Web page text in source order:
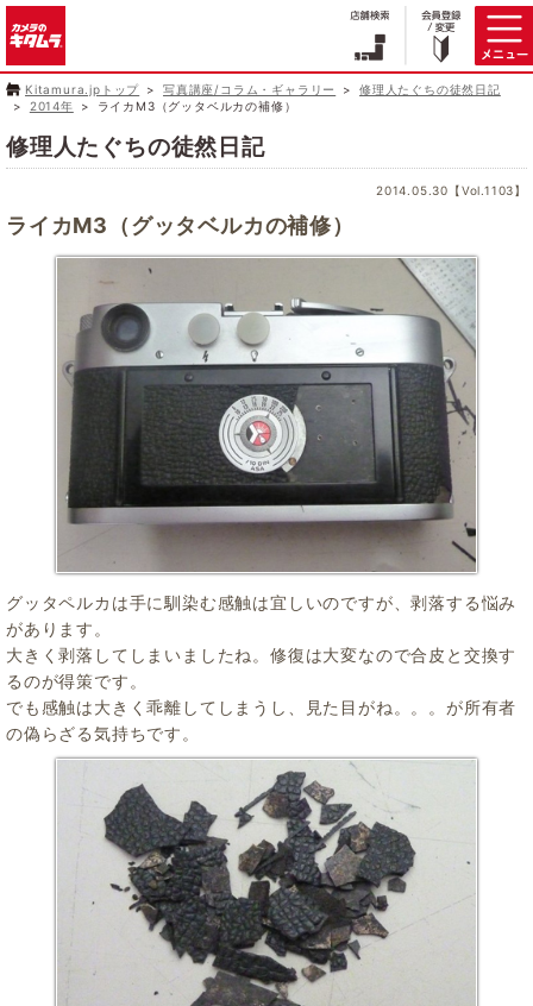
Kitamura.jpトップ 写真講座/コラム・ギャラリー
修理人たぐちの徒然日記
2014年
ライカM3（グッタベルカの補修）
修理人たぐちの徒然日記
2014.05.30【Vol.1103】
ライカM3（グッタベルカの補修）
グッタペルカは手に馴染む感触は宜しいのですが、剥落する悩み
があります。
大きく剥落してしまいましたね。修復は大変なので合皮と交換す
るのが得策です。
でも感触は大きく乖離してしまうし、見た目がね。。。が所有者
の偽らざる気持ちです。